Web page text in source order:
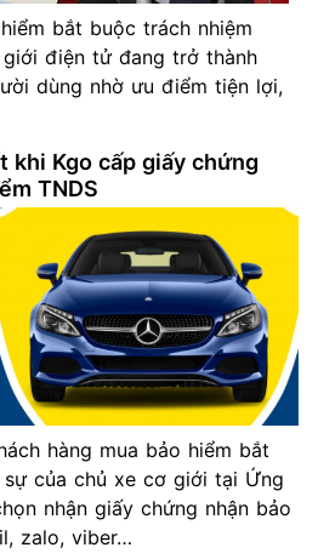
bắt buộc trách nhiệm
điện tử đang trở thành
dùng nhờ ưu điểm tiện lợi,
khi Kgo cấp giấy chứng
TNDS
hàng mua bảo hiểm bắt
của chủ xe cơ giới tại Ứng
nhận giấy chứng nhận bảo
zalo, viber…